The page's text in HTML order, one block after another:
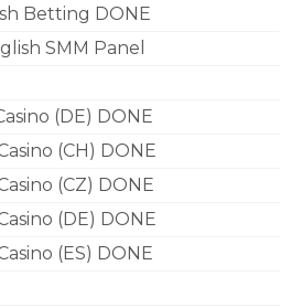
Betting DONE
SMM Panel
(DE) DONE
(CH) DONE
(CZ) DONE
(DE) DONE
(ES) DONE